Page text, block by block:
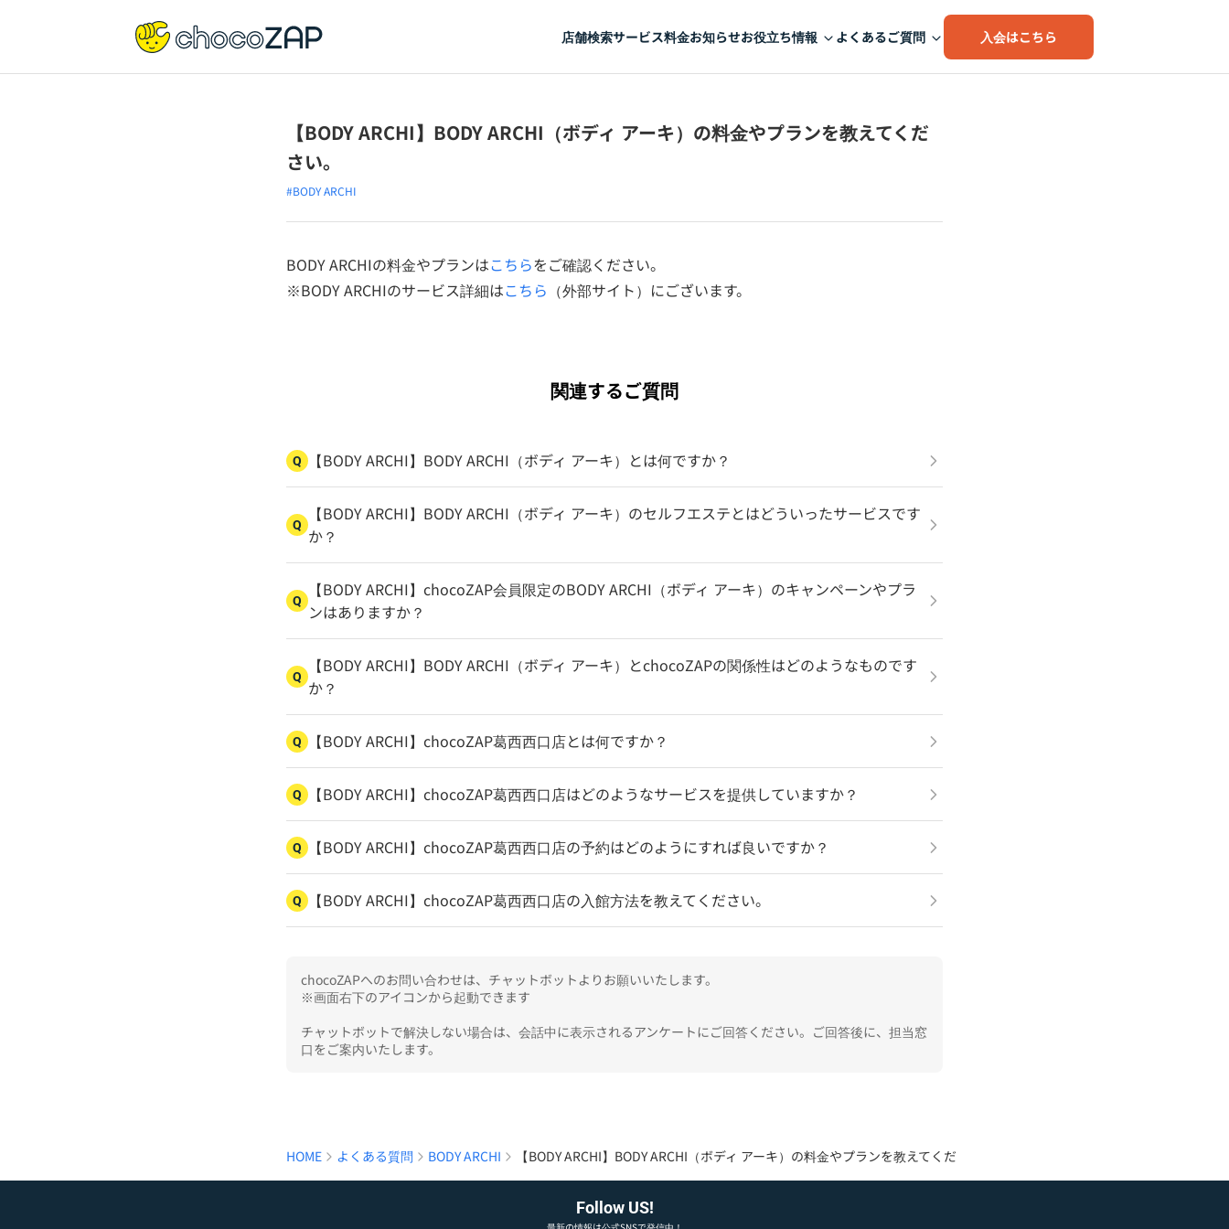
店舗検索サービス料金お知らせお役立ち情報 よくあるご質問 入会はこちら
【BODY ARCHI】BODY ARCHI（ボディ アーキ）の料金やプランを教えてくだ
さい。
#BODY ARCHI
BODY ARCHIの料金やプランはこちらをご確認ください。
※BODY ARCHIのサービス詳細はこちら （外部サイト）にございます。
関連するご質問
Q 【BODY ARCHI】BODY ARCHI（ボディ アーキ）とは何ですか？
Q
【BODY ARCHI】BODY ARCHI（ボディ アーキ）のセルフエステとはどういったサービスです
か？
Q
【BODY ARCHI】chocoZAP会員限定のBODY ARCHI（ボディ アーキ）のキャンペーンやプラ
ンはありますか？
Q
【BODY ARCHI】BODY ARCHI（ボディ アーキ）とchocoZAPの関係性はどのようなものです
か？
Q 【BODY ARCHI】chocoZAP葛西西口店とは何ですか？
Q 【BODY ARCHI】chocoZAP葛西西口店はどのようなサービスを提供していますか？
Q 【BODY ARCHI】chocoZAP葛西西口店の予約はどのようにすれば良いですか？
Q 【BODY ARCHI】chocoZAP葛西西口店の入館方法を教えてください。
chocoZAPへのお問い合わせは、チャットボットよりお願いいたします。
※画面右下のアイコンから起動できます
チャットボットで解決しない場合は、会話中に表示されるアンケートにご回答ください。ご回答後に、担当窓
口をご案内いたします。
HOME よくある質問 BODY ARCHI 【BODY ARCHI】BODY ARCHI（ボディ アーキ）の料金やプランを教えてください。
Follow US!